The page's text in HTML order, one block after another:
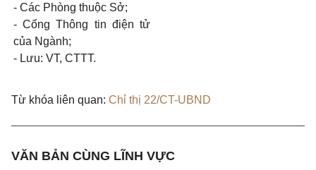
- Các Phòng thuộc Sở;
- Cổng Thông tin điện tử
của Ngành;
- Lưu: VT, CTTT.
Từ khóa liên quan: Chỉ thị 22/CT-UBND
VĂN BẢN CÙNG LĨNH VỰC